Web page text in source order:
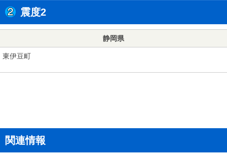
震度2
静岡県
東伊豆町
関連情報